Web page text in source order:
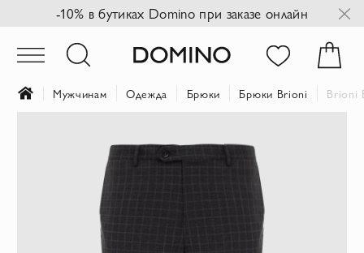
-10% в бутиках Domino при заказе онлайн
Мужчинам Одежда Брюки Брюки Brioni Brioni
изображений